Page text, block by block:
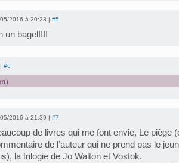
2016 à 20:23 | #5
un bagel!!!!
#6
2016 à 21:39 | #7
de livres qui me font envie, Le piège
de l’auteur qui ne prend pas le
la trilogie de Jo Walton et Vostok.